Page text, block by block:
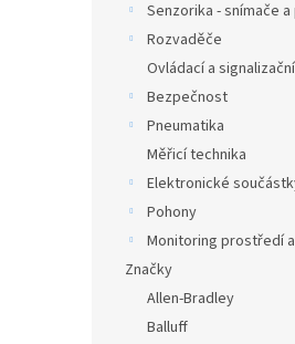
Senzorika - snímače
Rozvaděče
Ovládací a
Bezpečnost
Pneumatika
Měřicí technika
Elektronické
Pohony
Monitoring prostředí
Značky
Allen-Bradley
Balluff